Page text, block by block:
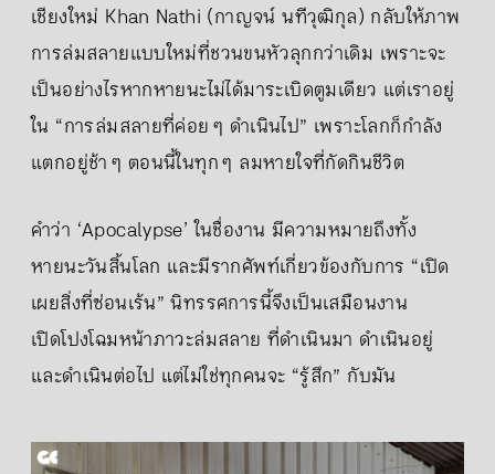
เชียงใหม่ Khan Nathi (กาญจน์ นทีวุฒิกุล) กลับให้ภาพ
การล่มสลายแบบใหม่ที่ชวนขนหัวลุกกว่าเดิม เพราะจะ
เป็นอย่างไรหากหายนะไม่ได้มาระเบิดตูมเดียว แต่เราอยู่
ใน “การล่มสลายที่ค่อย ๆ ดำเนินไป” เพราะโลกก็กำลัง
แตกอยู่ช้า ๆ ตอนนี้ในทุก ๆ ลมหายใจที่กัดกินชีวิต
คำว่า ‘Apocalypse’ ในชื่องาน มีความหมายถึงทั้ง
หายนะวันสิ้นโลก และมีรากศัพท์เกี่ยวข้องกับการ “เปิด
เผยสิ่งที่ซ่อนเร้น” นิทรรศการนี้จึงเป็นเสมือนงาน
เปิดโปงโฉมหน้าภาวะล่มสลาย ที่ดำเนินมา ดำเนินอยู่
และดำเนินต่อไป แต่ไม่ใช่ทุกคนจะ “รู้สึก” กับมัน